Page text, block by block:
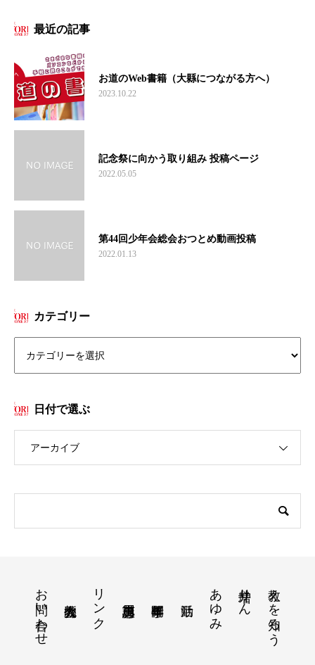
最近の記事
お道のWeb書籍（大縣につながる方へ）
2023.10.22
記念祭に向かう取り組み 投稿ページ
2022.05.05
第44回少年会総会おつとめ動画投稿
2022.01.13
カテゴリー
日付で選ぶ
アーカイブ
教えを知ろう
増井りん
あゆみ
リンク
お問い合わせ